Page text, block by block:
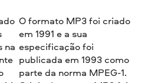
na
O formato MP3 foi criado
em 1991 e a sua
especificação foi
publicada em 1993 como
parte da norma MPEG-1.